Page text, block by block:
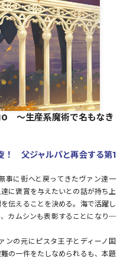
ベルス
ルド
ーレ
ルフェ
～生産系魔術で名もなき
父ジャルパと再会する第1
事に街へと戻ってきたヴァン達一
に褒賞を与えたいとの話が持ち上
伝えることを決める。海で活躍し
カムシンも表彰することになり─
ンの元にピスタ王子とディーノ国
の一件をたしなめられるも、本題